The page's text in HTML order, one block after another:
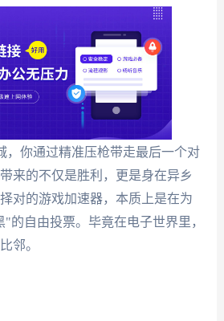
，你通过精准压枪带走最后一个对
来的不仅是胜利，更是身在异乡
对的游戏加速器，本质上是在为
的自由投票。毕竟在电子世界里，
邻。